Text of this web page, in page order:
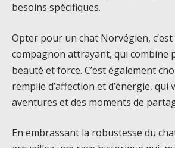
besoins spécifiques.
Opter pour un chat Norvégien, c’est
compagnon attrayant, qui combine
beauté et force. C’est également
remplie d’affection et d’énergie, qui
aventures et des moments de
En embrassant la robustesse du